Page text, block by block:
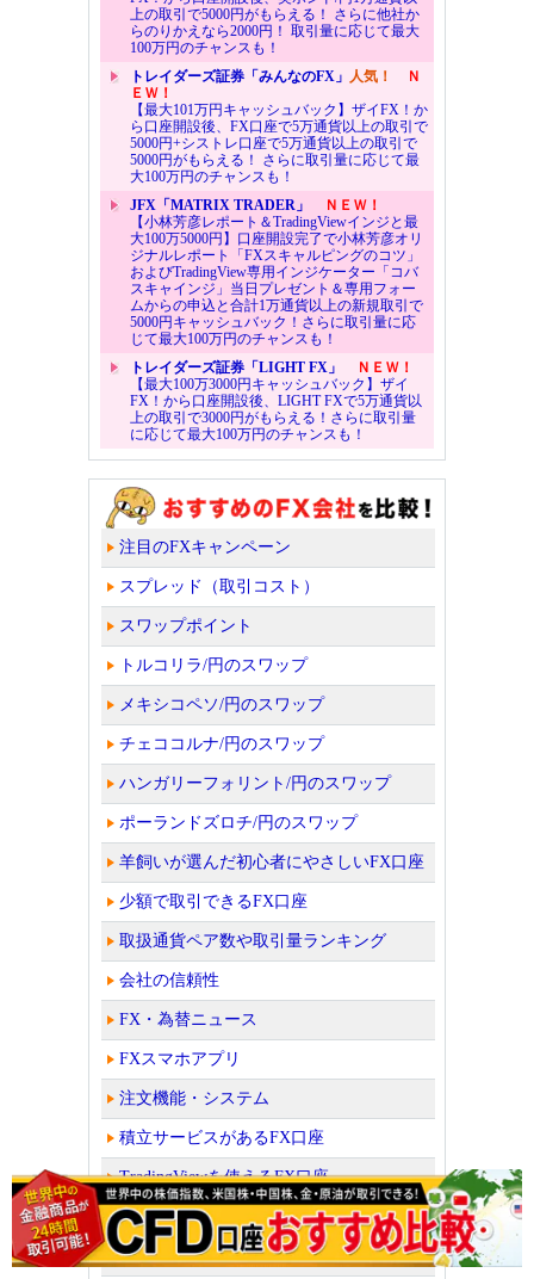
上の取引で5000円がもらえる！ さらに他社か
らのりかえなら2000円！ 取引量に応じて最大
100万円のチャンスも！
トレイダーズ証券「みんなのFX」 人気！
Ｎ
ＥＷ！
【最大101万円キャッシュバック】ザイFX！か
ら口座開設後、FX口座で5万通貨以上の取引で
5000円+シストレ口座で5万通貨以上の取引で
5000円がもらえる！ さらに取引量に応じて最
大100万円のチャンスも！
JFX「MATRIX TRADER」
ＮＥＷ！
【小林芳彦レポート＆TradingViewインジと最
大100万5000円】口座開設完了で小林芳彦オリ
ジナルレポート「FXスキャルピングのコツ」
およびTradingView専用インジケーター「コバ
スキャインジ」当日プレゼント＆専用フォー
ムからの申込と合計1万通貨以上の新規取引で
5000円キャッシュバック！さらに取引量に応
じて最大100万円のチャンスも！
トレイダーズ証券「LIGHT FX」
ＮＥＷ！
【最大100万3000円キャッシュバック】ザイ
FX！から口座開設後、LIGHT FXで5万通貨以
上の取引で3000円がもらえる！さらに取引量
に応じて最大100万円のチャンスも！
注目のFXキャンペーン
スプレッド（取引コスト）
スワップポイント
トルコリラ/円のスワップ
メキシコペソ/円のスワップ
チェココルナ/円のスワップ
ハンガリーフォリント/円のスワップ
ポーランドズロチ/円のスワップ
羊飼いが選んだ初心者にやさしいFX口座
少額で取引できるFX口座
取扱通貨ペア数や取引量ランキング
会社の信頼性
FX・為替ニュース
FXスマホアプリ
注文機能・システム
積立サービスがあるFX口座
TradingViewを使えるFX口座
MT4やMT5を使えるFX口座
FX自動売買（シストレ）口座